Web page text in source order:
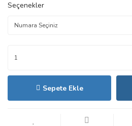
Seçenekler
Sepete Ekle